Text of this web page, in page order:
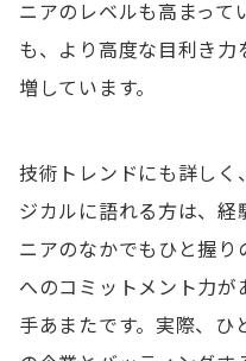
ニアのレベルも高まって
も、より高度な目利き力
増しています。
技術トレンドにも詳しく
ジカルに語れる方は、経
ニアのなかでもひと握り
へのコミットメント力が
手あまたです。実際、ひ